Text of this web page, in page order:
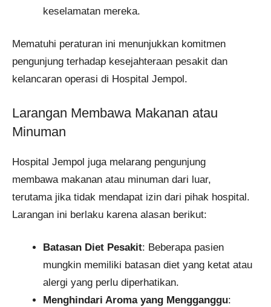
keselamatan mereka.
Mematuhi peraturan ini menunjukkan komitmen
pengunjung terhadap kesejahteraan pesakit dan
kelancaran operasi di Hospital Jempol.
Larangan Membawa Makanan atau
Minuman
Hospital Jempol juga melarang pengunjung
membawa makanan atau minuman dari luar,
terutama jika tidak mendapat izin dari pihak hospital.
Larangan ini berlaku karena alasan berikut:
Batasan Diet Pesakit: Beberapa pasien
mungkin memiliki batasan diet yang ketat atau
alergi yang perlu diperhatikan.
Menghindari Aroma yang Mengganggu: